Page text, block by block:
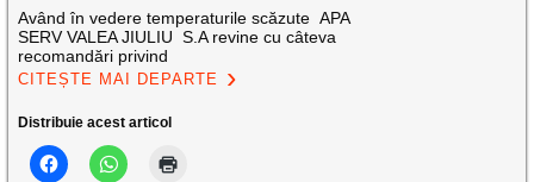
Având în vedere temperaturile scăzute APA
SERV VALEA JIULIU S.A revine cu câteva
recomandări privind
CITEȘTE MAI DEPARTE
Distribuie acest articol